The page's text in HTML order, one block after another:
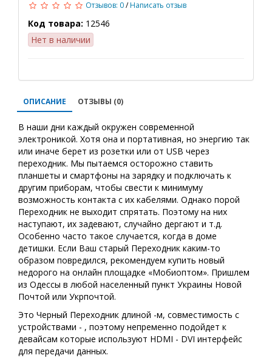
Отзывов: 0/Написать отзыв
Код товара: 12546
Нет в наличии
ОПИСАНИЕ ОТЗЫВЫ (0)
В наши дни каждый окружен современной
электроникой. Хотя она и портативная, но энергию так
или иначе берет из розетки или от USB через
переходник. Мы пытаемся осторожно ставить
планшеты и смартфоны на зарядку и подключать к
другим приборам, чтобы свести к минимуму
возможность контакта с их кабелями. Однако порой
Переходник не выходит спрятать. Поэтому на них
наступают, их задевают, случайно дергают и т.д.
Особенно часто такое случается, когда в доме
детишки. Если Ваш старый Переходник каким-то
образом повредился, рекомендуем купить новый
недорого на онлайн площадке «Мобиоптом». Пришлем
из Одессы в любой населенный пункт Украины Новой
Почтой или Укрпочтой.
Это Черный Переходник длиной -м, совместимость с
устройствами - , поэтому непременно подойдет к
девайсам которые используют HDMI - DVI интерфейс
для передачи данных.